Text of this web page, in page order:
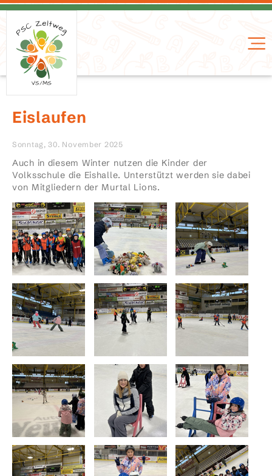
Eislaufen
Sonntag, 30. November 2025
Auch in diesem Winter nutzen die Kinder der
Volksschule die Eishalle. Unterstützt werden sie dabei
von Mitgliedern der Murtal Lions.